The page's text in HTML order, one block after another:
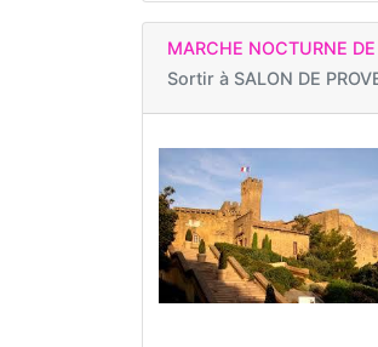
MARCHE NOCTURNE
Sortir à SALON DE